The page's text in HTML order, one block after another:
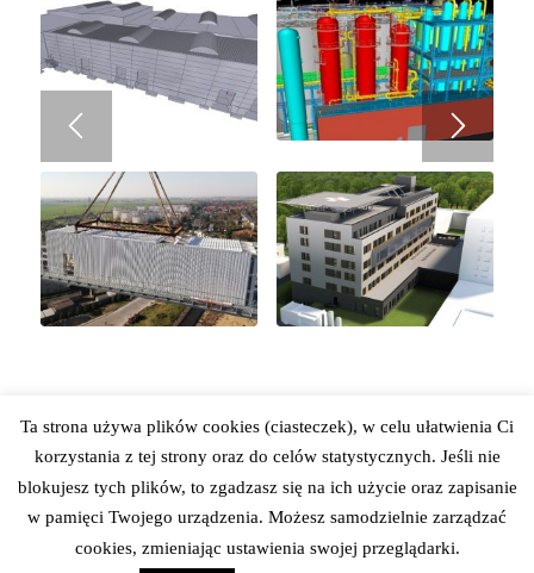
© 2017-2018 • Wojciech Kozłowski
www.wojciechkozlowski.pl
Ta strona używa plików cookies (ciasteczek), w celu ułatwienia Ci
korzystania z tej strony oraz do celów statystycznych. Jeśli nie
blokujesz tych plików, to zgadzasz się na ich użycie oraz zapisanie
w pamięci Twojego urządzenia. Możesz samodzielnie zarządzać
cookies, zmieniając ustawienia swojej przeglądarki.